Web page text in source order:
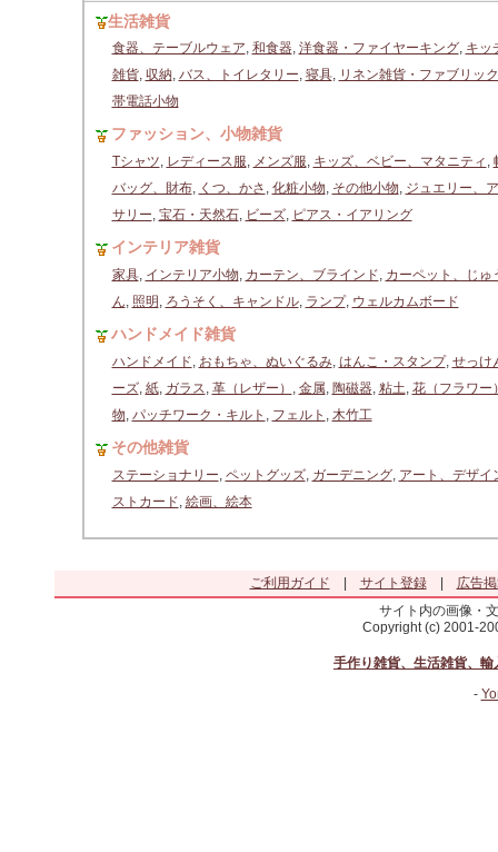
生活雑貨
食器、テーブルウェア, 和食器, 洋食器・ファイヤーキング, キッ
雑貨, 収納, バス、トイレタリー, 寝具, リネン雑貨・ファブリック
帯電話小物
ファッション、小物雑貨
Tシャツ, レディース服, メンズ服, キッズ、ベビー、マタニティ ,
バッグ、財布, くつ、かさ , 化粧小物, その他小物, ジュエリー、
サリー, 宝石・天然石, ビーズ, ピアス・イアリング
インテリア雑貨
家具, インテリア小物, カーテン、ブラインド, カーペット、じゅ
ん, 照明 , ろうそく、キャンドル, ランプ, ウェルカムボード
ハンドメイド雑貨
ハンドメイド, おもちゃ、ぬいぐるみ, はんこ・スタンプ, せっけ
ーズ, 紙, ガラス, 革（レザー） , 金属, 陶磁器, 粘土, 花（フラワー
物, パッチワーク・キルト , フェルト , 木竹工
その他雑貨
ステーショナリー, ペットグッズ, ガーデニング, アート、デザイ
ストカード, 絵画、絵本
ご利用ガイド サイト登録|
広告
サイト内の画像・
Copyright (c) 2001-
手作り雑貨、生活雑貨、
-